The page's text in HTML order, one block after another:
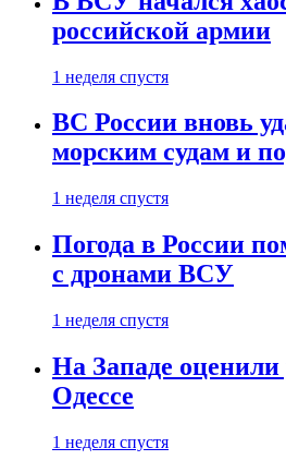
российской армии
1 неделя спустя
ВС России вновь
морским судам и
1 неделя спустя
Погода в России
с дронами ВСУ
1 неделя спустя
На Западе оценили
Одессе
1 неделя спустя